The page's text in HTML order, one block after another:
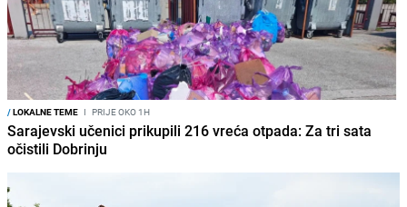
/LOKALNE TEME I PRIJE OKO 1H
Sarajevski učenici prikupili 216 vreća otpada: Za tri sata
očistili Dobrinju